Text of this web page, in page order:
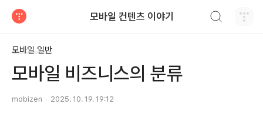
모바일 컨텐츠 이야기
모바일 일반
모바일 비즈니스의 분류
mobizen 2025. 10. 19. 19:12